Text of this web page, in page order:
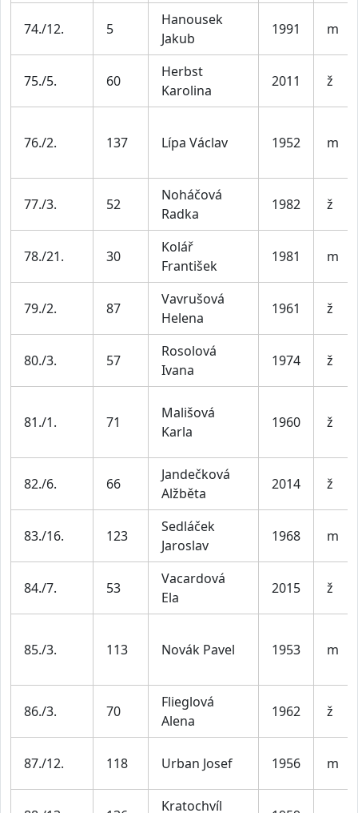
74./12. 5
Hanousek
Jakub
1991 m
75./5. 60
Herbst
Karolina
2011 ž
76./2. 137 Lípa Václav 1952 m
77./3. 52
Noháčová
Radka
1982 ž
78./21. 30
Kolář
František
1981 m
79./2. 87
Vavrušová
Helena
1961 ž
80./3. 57
Rosolová
Ivana
1974 ž
81./1. 71
Mališová
Karla
1960 ž
82./6. 66
Jandečková
Alžběta
2014 ž
83./16. 123
Sedláček
Jaroslav
1968 m
84./7. 53
Vacardová
Ela
2015 ž
85./3. 113 Novák Pavel 1953 m
86./3. 70
Flieglová
Alena
1962 ž
87./12. 118 Urban Josef 1956 m
Kratochvíl